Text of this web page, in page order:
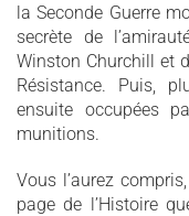
la Seconde Guerre
secrète de
Winston Churchill et
Résistance. Puis,
ensuite occupées
munitions.
Vous l’aurez
page de l’Histoire